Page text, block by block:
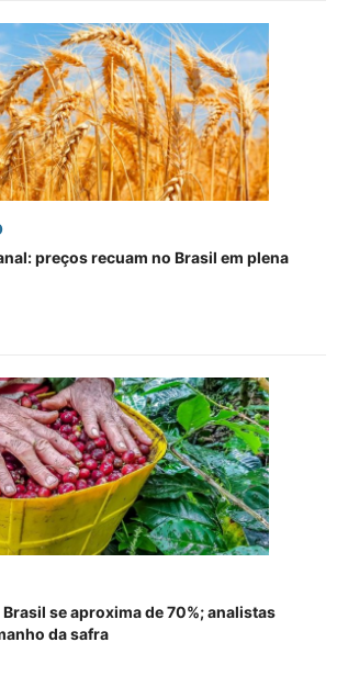
preços recuam no Brasil em plena
se aproxima de 70%; analistas
da safra